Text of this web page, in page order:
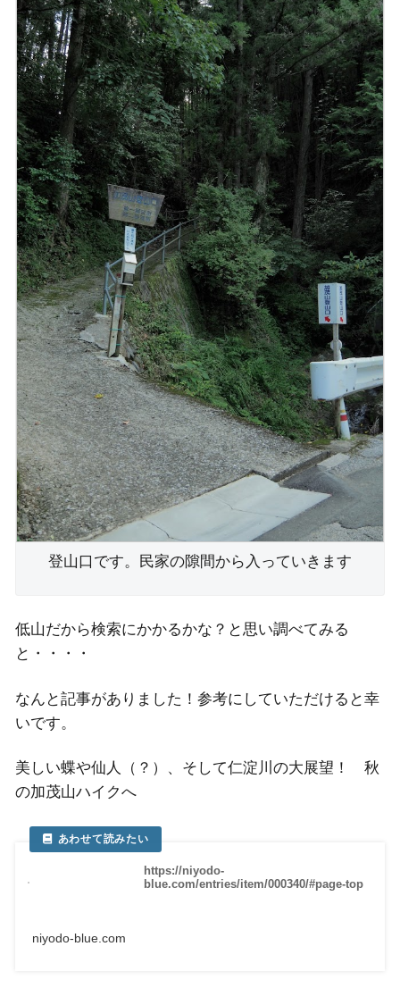
登山口です。民家の隙間から入っていきます
低山だから検索にかかるかな？と思い調べてみる
と・・・・
なんと記事がありました！参考にしていただけると幸
いです。
美しい蝶や仙人（？）、そして仁淀川の大展望！ 秋
の加茂山ハイクへ
https://niyodo-
blue.com/entries/item/000340/#page-top
niyodo-blue.com